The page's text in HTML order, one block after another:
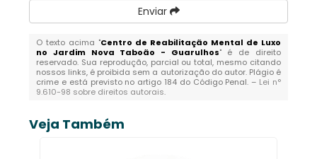
Enviar
O texto acima "Centro de Reabilitação Mental de Luxo
no Jardim Nova Taboão - Guarulhos" é de direito
reservado. Sua reprodução, parcial ou total, mesmo citando
nossos links, é proibida sem a autorização do autor. Plágio é
crime e está previsto no artigo 184 do Código Penal. – Lei n°
9.610-98 sobre direitos autorais.
Veja Também